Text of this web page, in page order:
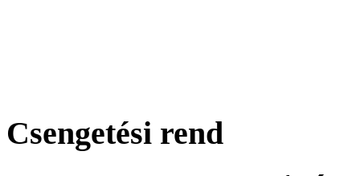
Csengetési rend